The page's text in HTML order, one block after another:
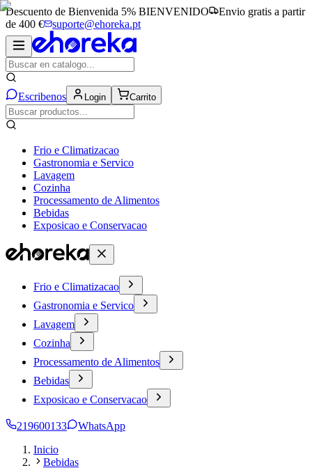
Descuento de Bienvenida 5% BIENVENIDO
Envio gratis a partir
de 400 €
suporte@ehoreka.pt
Escribenos Login Carrito
Frio e Climatizacao
Gastronomia e Servico
Lavagem
Cozinha
Processamento de Alimentos
Bebidas
Exposicao e Conservacao
Frio e Climatizacao
Gastronomia e Servico
Lavagem
Cozinha
Processamento de Alimentos
Bebidas
Exposicao e Conservacao
219600133
WhatsApp
Inicio
Bebidas